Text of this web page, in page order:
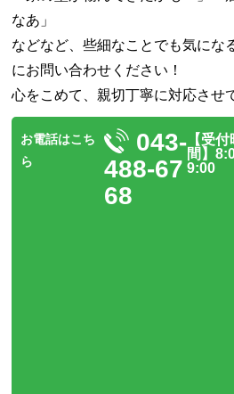
なあ」
などなど、些細なことでも気にな
にお問い合わせください！
心をこめて、親切丁寧に対応させ
お電話はこち
ら
043-
488-67
68
【受
間】
9:00